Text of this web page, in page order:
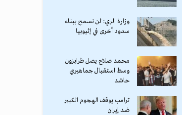
وزارة الري: لن نسمح ببناء
سدود أخرى في إثيوبيا
محمد صلاح يصل طرابزون
وسط استقبال جماهيري
حاشد
ترامب يوقف الهجوم الكبير
ضد إيران